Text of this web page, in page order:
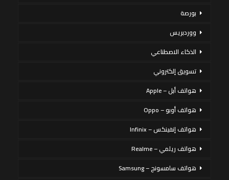
بورصة
ووردبريس
الذكاء الاصطناعي
تسويق إلكتروني
هواتف أبل – Apple
هواتف أوبو – Oppo
هواتف إنفينكس – Infinix
هواتف ريلمي – Realme
هواتف سامسونج – Samsung